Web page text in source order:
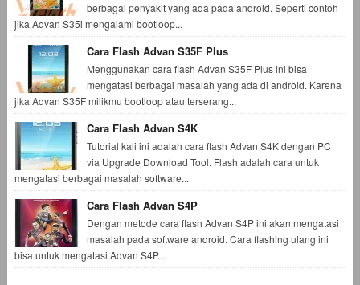
berbagai penyakit yang ada pada android. Seperti contoh
jika Advan S35i mengalami bootloop...
Cara Flash Advan S35F Plus
Menggunakan cara flash Advan S35F Plus ini bisa
mengatasi berbagai masalah yang ada di android. Karena
jika Advan S35F milikmu bootloop atau terserang...
Cara Flash Advan S4K
Tutorial kali ini adalah cara flash Advan S4K dengan PC
via Upgrade Download Tool. Flash adalah cara untuk
mengatasi berbagai masalah software...
Cara Flash Advan S4P
Dengan metode cara flash Advan S4P ini akan mengatasi
masalah pada software android. Cara flashing ulang ini
bisa untuk mengatasi Advan S4P...